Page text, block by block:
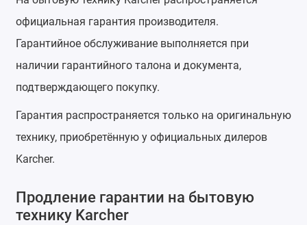
официальная гарантия производителя.
Гарантийное обслуживание выполняется при
наличии гарантийного талона и документа,
подтверждающего покупку.
Гарантия распространяется только на оригинальную
технику, приобретённую у официальных дилеров
Karcher.
Продление гарантии на бытовую
технику Karcher